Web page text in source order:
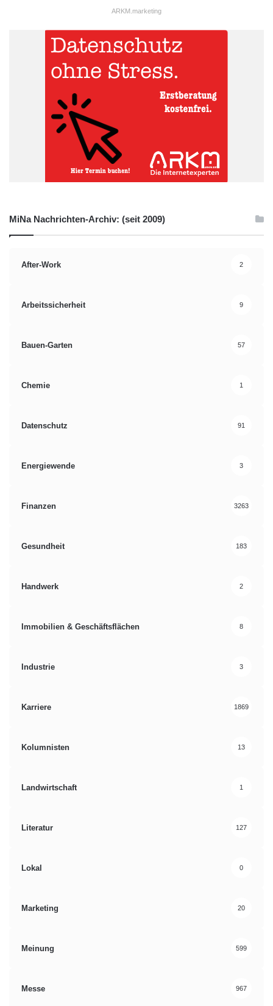
ARKM.marketing
MiNa Nachrichten-Archiv: (seit 2009)
After-Work 2
Arbeitssicherheit 9
Bauen-Garten 57
Chemie 1
Datenschutz 91
Energiewende 3
Finanzen 3263
Gesundheit 183
Handwerk 2
Immobilien & Geschäftsflächen 8
Industrie 3
Karriere 1869
Kolumnisten 13
Landwirtschaft 1
Literatur 127
Lokal 0
Marketing 20
Meinung 599
Messe 967